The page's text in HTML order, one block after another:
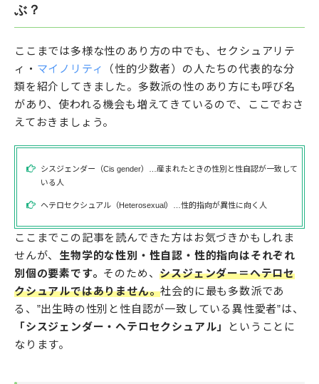
ぶ？
ここまでは多様な性のあり方の中でも、セクシュアリテ
ィ・ マイノリティ
（性的少数者）の人たちの代表的な分
類を紹介してきました。多数派の性のあり方にも呼び名
があり、使われる機会も増えてきているので、ここでおさ
えておきましょう。
シスジェンダー（Cis gender）…産まれたときの性別と性自認が一致して
いる人
ヘテロセクシュアル（Heterosexual）…性的指向が異性に向く人
ここまでこの記事を読んできた方はお気づきかもしれま
せんが、 生物学的な性別・性自認・性的指向はそれぞれ
別個の要素です。 そのため、シスジェンダー＝ヘテロセ
クシュアルではありません。社会的に最も多数派であ
る、”出生時の性別と性自認が一致している異性愛者”は、
「シスジェンダー・ヘテロセクシュアル」
ということに
なります。